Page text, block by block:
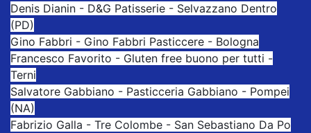
Denis Dianin - D&G Patisserie - Selvazzano Dentro
(PD)
Gino Fabbri - Gino Fabbri Pasticcere - Bologna
Francesco Favorito - Gluten free buono per tutti -
Terni
Salvatore Gabbiano - Pasticceria Gabbiano - Pompei
(NA)
Fabrizio Galla - Tre Colombe - San Sebastiano Da Po